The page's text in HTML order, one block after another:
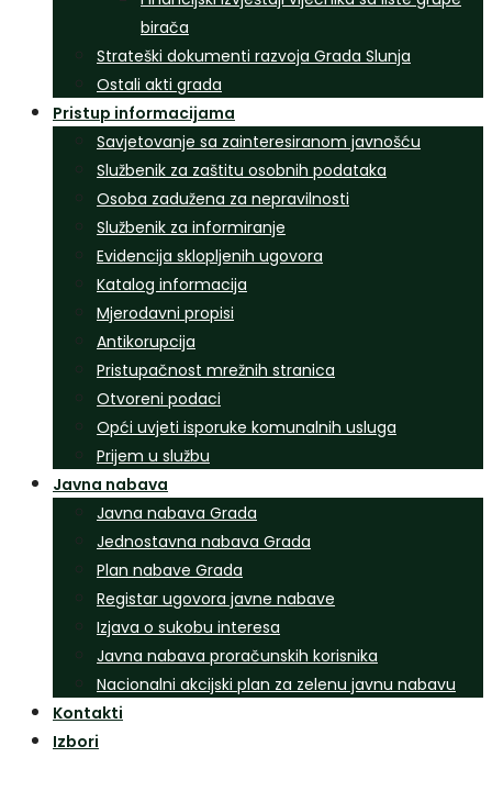
birača
Strateški dokumenti razvoja Grada Slunja
Ostali akti grada
Pristup informacijama
Savjetovanje sa zainteresiranom javnošću
Službenik za zaštitu osobnih podataka
Osoba zadužena za nepravilnosti
Službenik za informiranje
Evidencija sklopljenih ugovora
Katalog informacija
Mjerodavni propisi
Antikorupcija
Pristupačnost mrežnih stranica
Otvoreni podaci
Opći uvjeti isporuke komunalnih usluga
Prijem u službu
Javna nabava
Javna nabava Grada
Jednostavna nabava Grada
Plan nabave Grada
Registar ugovora javne nabave
Izjava o sukobu interesa
Javna nabava proračunskih korisnika
Nacionalni akcijski plan za zelenu javnu nabavu
Kontakti
Izbori